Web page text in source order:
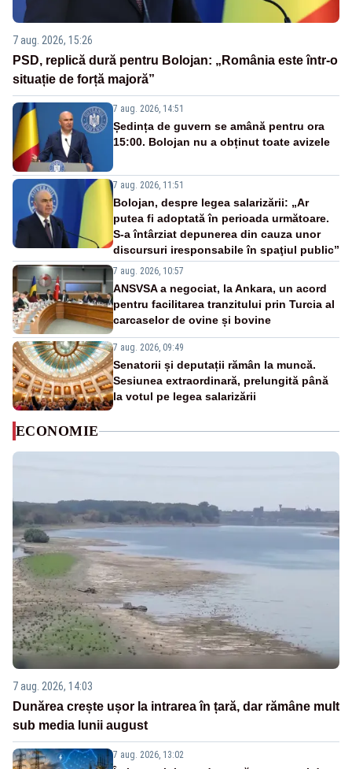
7 aug. 2026, 15:26
PSD, replică dură pentru Bolojan: „România este într-o
situație de forță majoră”
7 aug. 2026, 14:51
Ședința de guvern se amână pentru ora
15:00. Bolojan nu a obținut toate avizele
7 aug. 2026, 11:51
Bolojan, despre legea salarizării: „Ar
putea fi adoptată în perioada următoare.
S-a întârziat depunerea din cauza unor
discursuri iresponsabile în spaţiul public”
7 aug. 2026, 10:57
ANSVSA a negociat, la Ankara, un acord
pentru facilitarea tranzitului prin Turcia al
carcaselor de ovine și bovine
7 aug. 2026, 09:49
Senatorii și deputații rămân la muncă.
Sesiunea extraordinară, prelungită până
la votul pe legea salarizării
ECONOMIE
7 aug. 2026, 14:03
Dunărea crește ușor la intrarea în țară, dar rămâne mult
sub media lunii august
7 aug. 2026, 13:02